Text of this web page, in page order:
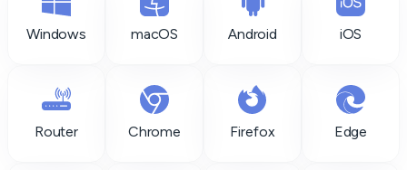
Windows macOS Android iOS
Router Chrome Firefox Edge